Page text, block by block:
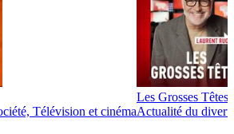
Télévision et cinéma
Les Grosses Têtes
Actualité du